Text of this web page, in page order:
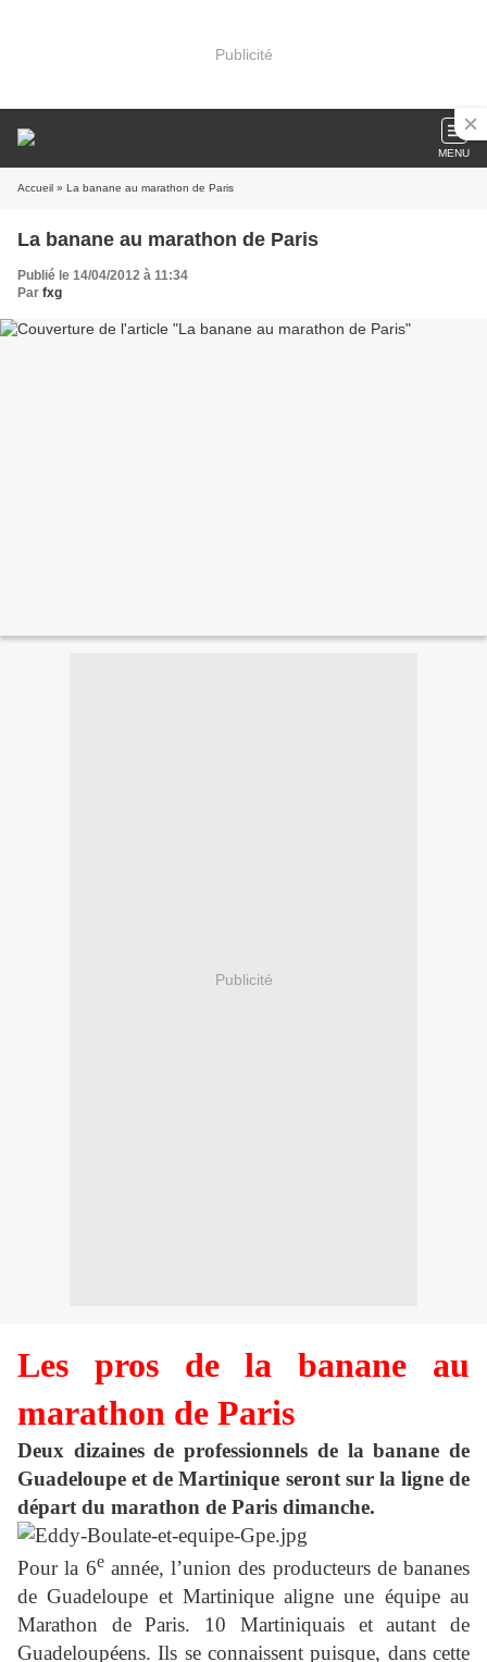
Publicité
MENU
Accueil » La banane au marathon de Paris
La banane au marathon de Paris
Publié le 14/04/2012 à 11:34
Par fxg
Publicité
Les pros de la banane au
marathon de Paris
Deux dizaines de professionnels de la banane de
Guadeloupe et de Martinique seront sur la ligne de
départ du marathon de Paris dimanche.
Pour la 6eannée, l’union des producteurs de bananes
de Guadeloupe et Martinique aligne une équipe au
Marathon de Paris. 10 Martiniquais et autant de
Guadeloupéens. Ils se connaissent puisque, dans cette